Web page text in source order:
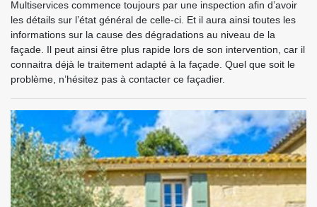
Multiservices commence toujours par une inspection afin d’avoir
les détails sur l’état général de celle-ci. Et il aura ainsi toutes les
informations sur la cause des dégradations au niveau de la
façade. Il peut ainsi être plus rapide lors de son intervention, car il
connaitra déjà le traitement adapté à la façade. Quel que soit le
problème, n’hésitez pas à contacter ce façadier.